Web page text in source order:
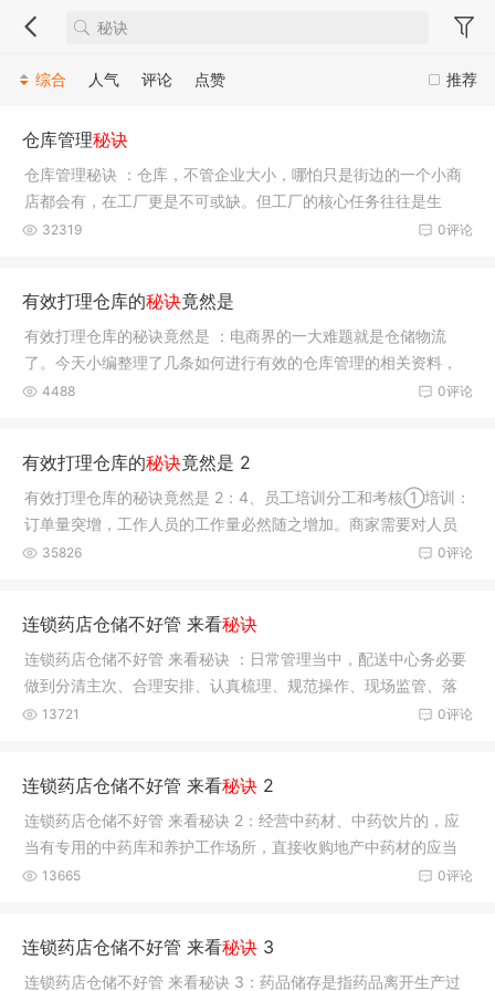
推荐
综合 人气 评论 点赞
仓库管理秘诀
仓库管理秘诀 ：仓库，不管企业大小，哪怕只是街边的一个小商
店都会有，在工厂更是不可或缺。但工厂的核心任务往往是生
产，所以仓库往往被遗忘，那为什么企业的管理非要谈
0评论
32319
有效打理仓库的秘诀竟然是
有效打理仓库的秘诀竟然是 ：电商界的一大难题就是仓储物流
了。今天小编整理了几条如何进行有效的仓库管理的相关资料，
供大家参考！1、电商订单数据分析出库环节（包含分
0评论
4488
有效打理仓库的秘诀竟然是 2
有效打理仓库的秘诀竟然是 2：4、员工培训分工和考核①培训：
订单量突增，工作人员的工作量必然随之增加。商家需要对人员
进行培训，包含安全教育和技能方面。②分工：根
0评论
35826
连锁药店仓储不好管 来看秘诀
连锁药店仓储不好管 来看秘诀 ：日常管理当中，配送中心务必要
做到分清主次、合理安排、认真梳理、规范操作、现场监管、落
实考核等；否则，管理上可能会陷入混乱，给工作
0评论
13721
连锁药店仓储不好管 来看秘诀 2
连锁药店仓储不好管 来看秘诀 2：经营中药材、中药饮片的，应
当有专用的中药库和养护工作场所，直接收购地产中药材的应当
设置中药样品室（柜）。经营冷藏、冷冻药品的，
0评论
13665
连锁药店仓储不好管 来看秘诀 3
连锁药店仓储不好管 来看秘诀 3：药品储存是指药品离开生产过